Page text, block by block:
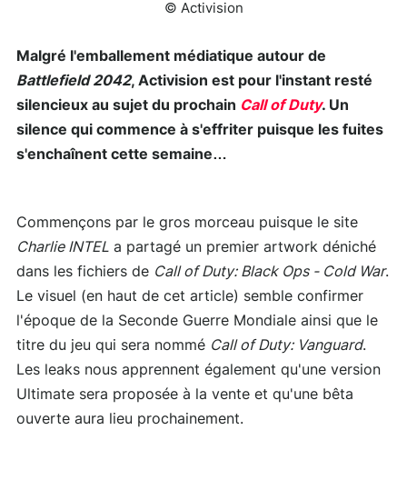
© Activision
Malgré l'emballement médiatique autour de
Battlefield 2042, Activision est pour l'instant resté
silencieux au sujet du prochain Call of Duty. Un
silence qui commence à s'effriter puisque les fuites
s'enchaînent cette semaine…
Commençons par le gros morceau puisque le site
Charlie INTEL a partagé un premier artwork déniché
dans les fichiers de Call of Duty: Black Ops - Cold War.
Le visuel (en haut de cet article) semble confirmer
l'époque de la Seconde Guerre Mondiale ainsi que le
titre du jeu qui sera nommé Call of Duty: Vanguard.
Les leaks nous apprennent également qu'une version
Ultimate sera proposée à la vente et qu'une bêta
ouverte aura lieu prochainement.